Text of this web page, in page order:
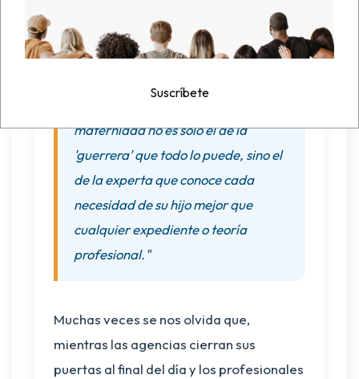
expediente o teoría profesional.
maternidad no es solo el de la
'guerrera' que todo lo puede, sino el
de la experta que conoce cada
necesidad de su hijo mejor que
cualquier expediente o teoría
profesional."
Muchas veces se nos olvida que,
mientras las agencias cierran sus
puertas al final del día y los profesionales
Suscríbete